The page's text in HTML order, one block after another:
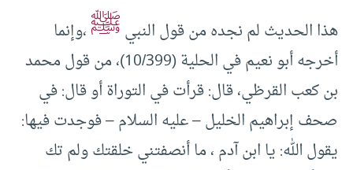
هذا الحديث لم نجده من قول النبيﷺ،وإنما
أخرجه أبو نعيم في الحلية (10/399)، من قول محمد
بن كعب القرظي، قال: قرأت في التوراة أو قال: في
صحف إبراهيم الخليل – عليه السلام – فوجدت فيها:
يقول الله: يا ابن آدم ، ما أنصفتني خلقتك ولم تك